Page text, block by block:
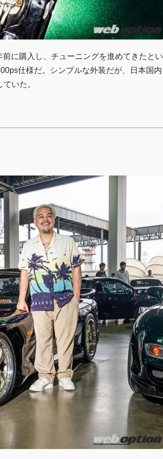
に購入し、チューニングを進めてきたとい
仕様だ。シンプルな外装だが、日本国内
いた。